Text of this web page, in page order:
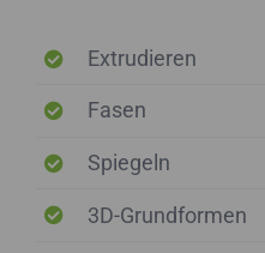
Extrudieren
Fasen
Spiegeln
3D-Grundformen